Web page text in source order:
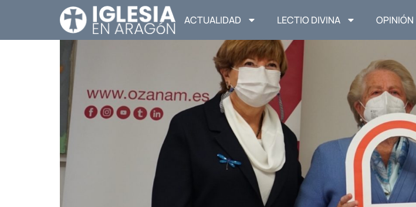
ACTUALIDAD LECTIO DIVINA OPINIÓN